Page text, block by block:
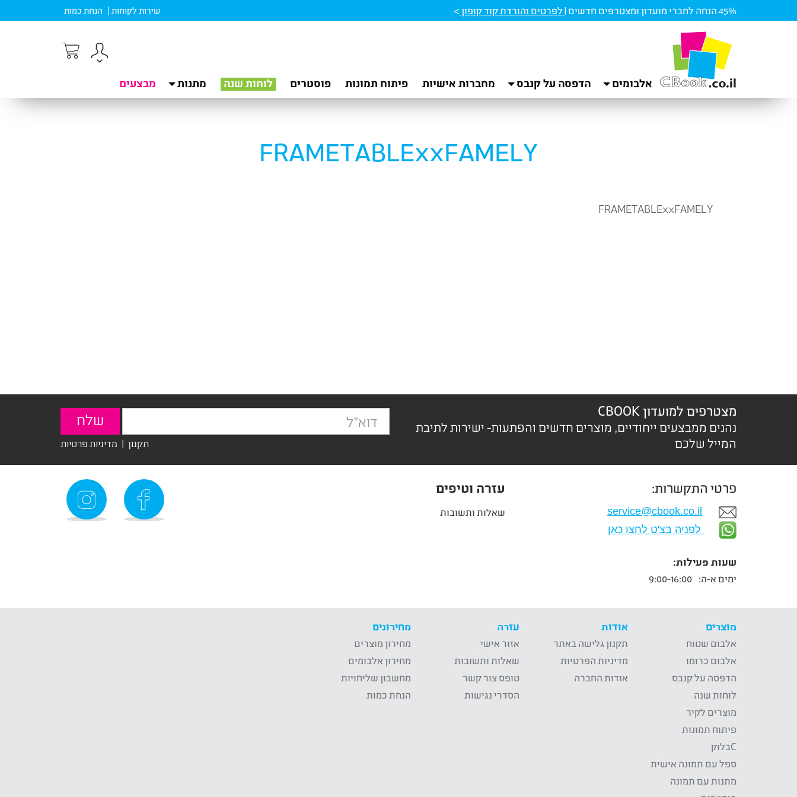
45% הנחה לחברי מועדון ומצטרפים חדשים | לפרטים והורדת קוד קופון> שירות לקוחות הנחת כמות
אלבומים הדפסה על קנבס מחברות אישיות פיתוח תמונות פוסטרים לוחות שנה מתנות מבצעים
FRAMETABLExxFAMELY
FRAMETABLExxFAMELY
מצטרפים למועדון CBOOK
נהנים ממבצעים ייחודיים, מוצרים חדשים והפתעות- ישירות לתיבת
המייל שלכם
תקנון | מדיניות פרטיות
פרטי התקשרות:
service@cbook.co.il
לפניה בצ'ט לחצו כאן
שעות פעילות:
ימים א-ה:
עזרה וטיפים
שאלות ותשובות
מוצרים
אלבום שטוח
אלבום כרומו
הדפסה על קנבס
לוחות שנה
מוצרים לקיר
פיתוח תמונות
Cבלוק
ספל עם תמונה אישית
מתנות עם תמונה
אודות
תקנון גלישה באתר
מדיניות הפרטיות
אודות החברה
עזרה
אזור אישי
שאלות ותשובות
טופס צור קשר
הסדרי נגישות
מחירונים
מחירון מוצרים
מחירון אלבומים
מחשבון שליחויות
הנחת כמות